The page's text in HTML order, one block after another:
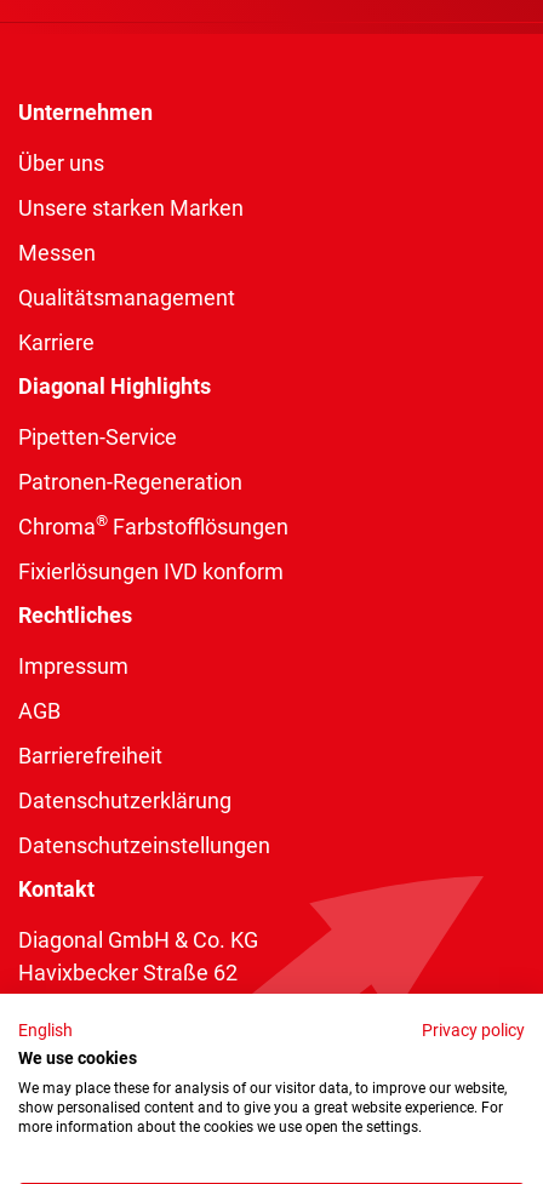
Unternehmen
Über uns
Unsere starken Marken
Messen
Qualitätsmanagement
Karriere
Diagonal Highlights
Pipetten-Service
Patronen-Regeneration
Chroma® Farbstofflösungen
Fixierlösungen IVD konform
Rechtliches
Impressum
AGB
Barrierefreiheit
Datenschutzerklärung
Datenschutzeinstellungen
Kontakt
Diagonal GmbH & Co. KG
Havixbecker Straße 62
Telefon:+49 2534 970 216
Telefax: +49 2534 970 116
info@diagonal.de
English
Privacy policy
We use cookies
We may place these for analysis of our visitor data, to improve our website,
show personalised content and to give you a great website experience. For
more information about the cookies we use open the settings.